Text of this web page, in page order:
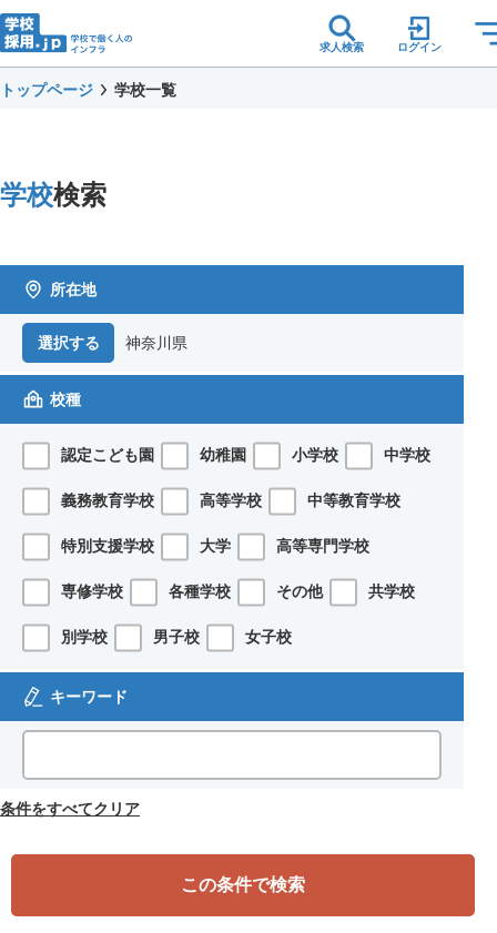
求人検索 ログイン
トップページ 学校一覧
学校検索
所在地
選択する 神奈川県
校種
認定こども園 幼稚園 小学校 中学校
義務教育学校 高等学校 中等教育学校
特別支援学校 大学 高等専門学校
専修学校 各種学校 その他 共学校
別学校 男子校 女子校
キーワード
条件をすべてクリア
この条件で検索